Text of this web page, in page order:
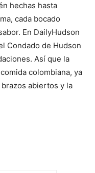
hechas hasta
cada bocado
En DailyHudson
Condado de Hudson
Así que la
colombiana, ya
abiertos y la